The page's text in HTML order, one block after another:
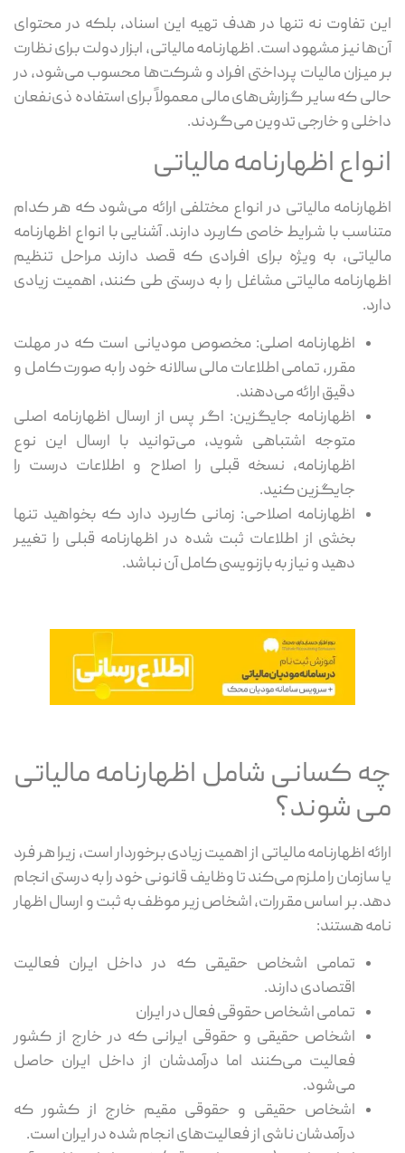
این تفاوت نه ‌تنها در هدف تهیه این اسناد، بلکه در محتوای
آن‌ها نیز مشهود است. اظهارنامه مالیاتی، ابزار دولت برای نظارت
بر میزان مالیات پرداختی افراد و شرکت‌ها محسوب می‌شود، در
حالی ‌که سایر گزارش‌های مالی معمولاً برای استفاده ذی‌نفعان
داخلی و خارجی تدوین می‌گردند.
انواع اظهارنامه مالیاتی
اظهارنامه مالیاتی در انواع مختلفی ارائه می‌شود که هر کدام
متناسب با شرایط خاصی کاربرد دارند. آشنایی با انواع اظهارنامه
مالیاتی، به ‌ویژه برای افرادی که قصد دارند مراحل تنظیم
اظهارنامه مالیاتی مشاغل را به‌ درستی طی کنند، اهمیت زیادی
دارد.
اظهارنامه اصلی: مخصوص مودیانی است که در مهلت
مقرر، تمامی اطلاعات مالی سالانه خود را به‌ صورت کامل و
دقیق ارائه می‌دهند.
اظهارنامه جایگزین: اگر پس از ارسال اظهارنامه اصلی
متوجه اشتباهی شوید، می‌توانید با ارسال این نوع
اظهارنامه، نسخه قبلی را اصلاح و اطلاعات درست را
جایگزین کنید.
اظهارنامه اصلاحی: زمانی کاربرد دارد که بخواهید تنها
بخشی از اطلاعات ثبت‌ شده در اظهارنامه قبلی را تغییر
دهید و نیاز به بازنویسی کامل آن نباشد.
چه کسانی شامل اظهارنامه مالیاتی
می شوند؟
ارائه اظهارنامه مالیاتی از اهمیت زیادی برخوردار است، زیرا هر فرد
یا سازمان را ملزم می‌کند تا وظایف قانونی خود را به‌ درستی انجام
دهد. بر اساس مقررات، اشخاص زیر موظف به ثبت و ارسال اظهار
نامه هستند:
تمامی اشخاص حقیقی که در داخل ایران فعالیت
اقتصادی دارند.
تمامی اشخاص حقوقی فعال در ایران
اشخاص حقیقی و حقوقی ایرانی که در خارج از کشور
فعالیت می‌کنند اما درآمدشان از داخل ایران حاصل
می‌شود.
اشخاص حقیقی و حقوقی مقیم خارج از کشور که
درآمدشان ناشی از فعالیت‌های انجام ‌شده در ایران است.